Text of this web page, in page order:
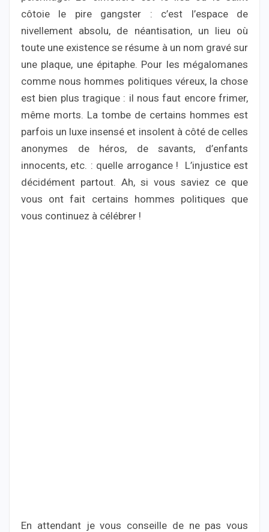
côtoie le pire gangster : c’est l’espace de
nivellement absolu, de néantisation, un lieu où
toute une existence se résume à un nom gravé sur
une plaque, une épitaphe. Pour les mégalomanes
comme nous hommes politiques véreux, la chose
est bien plus tragique : il nous faut encore frimer,
même morts. La tombe de certains hommes est
parfois un luxe insensé et insolent à côté de celles
anonymes de héros, de savants, d’enfants
innocents, etc. : quelle arrogance ! L’injustice est
décidément partout. Ah, si vous saviez ce que
vous ont fait certains hommes politiques que
vous continuez à célébrer !
En attendant je vous conseille de ne pas vous